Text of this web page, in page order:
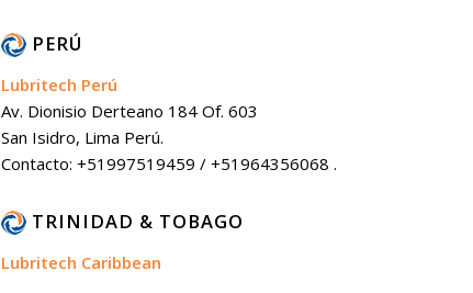
PERÚ
Lubritech Perú
Av. Dionisio Derteano 184 Of. 603
San Isidro, Lima Perú.
Contacto: +51997519459 / +51964356068 .
TRINIDAD & TOBAGO
Lubritech Caribbean